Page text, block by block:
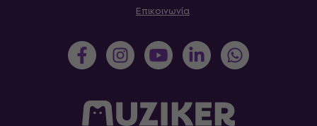
Επικοινωνία